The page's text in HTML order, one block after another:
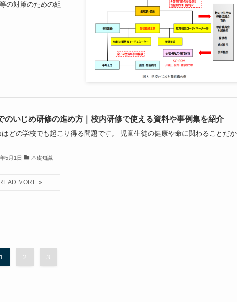
の対策のための組
のいじめ研修の進め方｜校内研修で使える資料や事例集を紹介
はどの学校でも起こり得る問題です。 児童生徒の健康や命に関わることだか
5月1日 基礎知識
1 2 3